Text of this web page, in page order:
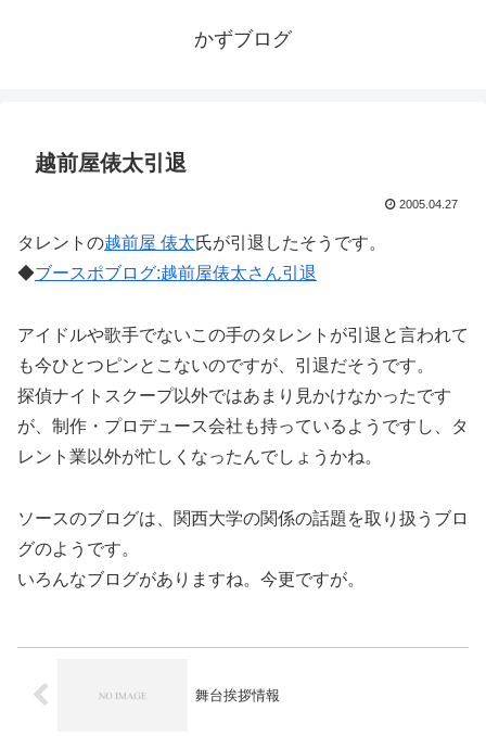
かずブログ
越前屋俵太引退
2005.04.27
タレントの越前屋 俵太氏が引退したそうです。
◆ブースポブログ:越前屋俵太さん引退
アイドルや歌手でないこの手のタレントが引退と言われて
も今ひとつピンとこないのですが、引退だそうです。
探偵ナイトスクープ以外ではあまり見かけなかったです
が、制作・プロデュース会社も持っているようですし、タ
レント業以外が忙しくなったんでしょうかね。
ソースのブログは、関西大学の関係の話題を取り扱うブロ
グのようです。
いろんなブログがありますね。今更ですが。
舞台挨拶情報